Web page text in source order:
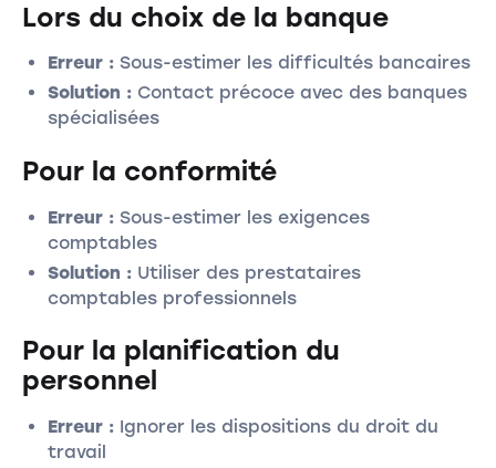
Lors du choix de la banque
Erreur : Sous-estimer les difficultés bancaires
Solution : Contact précoce avec des banques
spécialisées
Pour la conformité
Erreur : Sous-estimer les exigences
comptables
Solution : Utiliser des prestataires
comptables professionnels
Pour la planification du
personnel
Erreur : Ignorer les dispositions du droit du
travail